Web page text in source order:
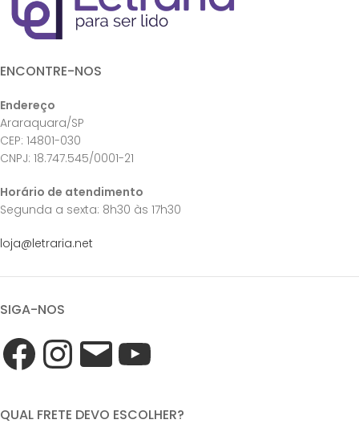
ENCONTRE-NOS
Endereço
Araraquara/SP
CEP: 14801-030
CNPJ: 18.747.545/0001-21
Horário de atendimento
Segunda a sexta: 8h30 às 17h30
loja@letraria.net
SIGA-NOS
QUAL FRETE DEVO ESCOLHER?